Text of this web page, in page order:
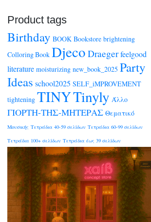
Product tags
Birthday BOOK Bookstore brightening
Colloring Book Djeco Draegerfeelgood
literature moisturizing new_book_2025 Party
Ideas school2025 SELF_iMPROVEMENT
tightening TINYTinyly Άλλο
ΓΙΟΡΤΗ-ΤΗΣ-ΜΗΤΕΡΑΣ Θεματικό
Μουσικής Τετράδια 40-59 σελίδων Τετράδια 60-99 σελίδων
Τετράδια 100+ σελίδων Τετράδια έως 39 σελίδων